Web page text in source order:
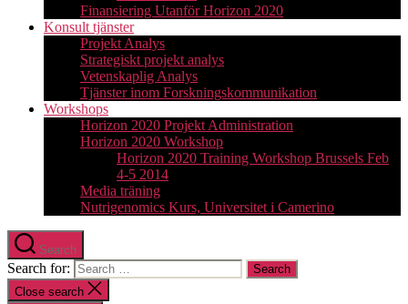
Finansiering Utanför Horizon 2020
Konsult tjänster
Projekt Analys
Strategiskt projekt analys
Vetenskaplig Analys
Tjänster inom Forskningskommunikation
Workshops
Horizon 2020 Projekt Administration
Horizon 2020 Workshop
Horizon 2020 Training Workshop Brussels Feb
4-5 2014
Media träning
Nutrigenomics Kurs, Universitet i Camerino
Search
Search for:
Close search